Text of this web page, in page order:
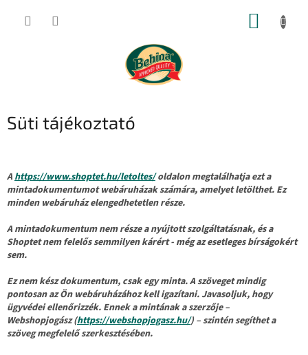
KOSÁR
Süti tájékoztató
A https://www.shoptet.hu/letoltes/oldalon megtalálhatja ezt a
mintadokumentumot webáruházak számára, amelyet letölthet. Ez
minden webáruház elengedhetetlen része.
A mintadokumentum nem része a nyújtott szolgáltatásnak, és a
Shoptet nem felelős semmilyen kárért - még az esetleges bírságokért
sem.
Ez nem kész dokumentum, csak egy minta. A szöveget mindig
pontosan az Ön webáruházához kell igazítani. Javasoljuk, hogy
ügyvédei ellenőrizzék. Ennek a mintának a szerzője –
Webshopjogász (https://webshopjogasz.hu/) – szintén segíthet a
szöveg megfelelő szerkesztésében.